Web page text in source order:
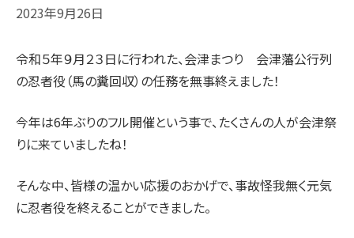
2023年9月26日
令和５年９月２３日に行われた、会津まつり 会津藩公行列
の忍者役（馬の糞回収）の任務を無事終えました！
今年は6年ぶりのフル開催という事で、たくさんの人が会津祭
りに来ていましたね！
そんな中、皆様の温かい応援のおかげで、事故怪我無く元気
に忍者役を終えることができました。